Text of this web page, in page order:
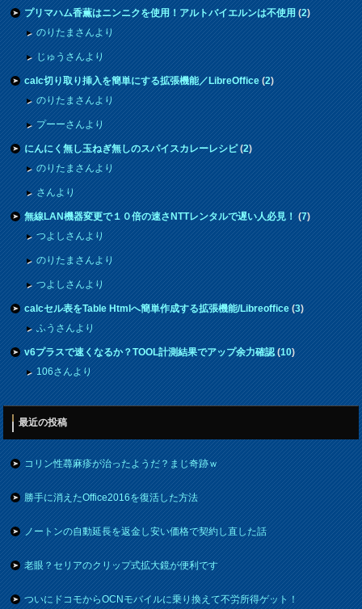
プリマハム香薫はニンニクを使用！アルトバイエルンは不使用(2)
のりたまさんより
じゅうさんより
calc切り取り挿入を簡単にする拡張機能／LibreOffice(2)
のりたまさんより
プーーさんより
にんにく無し玉ねぎ無しのスパイスカレーレシピ(2)
のりたまさんより
さんより
無線LAN機器変更で１０倍の速さNTTレンタルで遅い人必見！(7)
つよしさんより
のりたまさんより
つよしさんより
calcセル表をTable Htmlへ簡単作成する拡張機能/Libreoffice(3)
ふうさんより
v6プラスで速くなるか？TOOL計測結果でアップ余力確認(10)
106さんより
最近の投稿
コリン性蕁麻疹が治ったようだ？まじ奇跡ｗ
勝手に消えたOffice2016を復活した方法
ノートンの自動延長を返金し安い価格で契約し直した話
老眼？セリアのクリップ式拡大鏡が便利です
ついにドコモからOCNモバイルに乗り換えて不労所得ゲット！